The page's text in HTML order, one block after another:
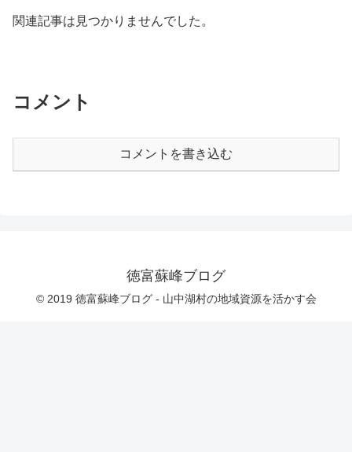
関連記事は見つかりませんでした。
コメント
コメントを書き込む
徳富蘇峰ブログ
© 2019 徳富蘇峰ブログ - 山中湖村の地域資源を活かす会